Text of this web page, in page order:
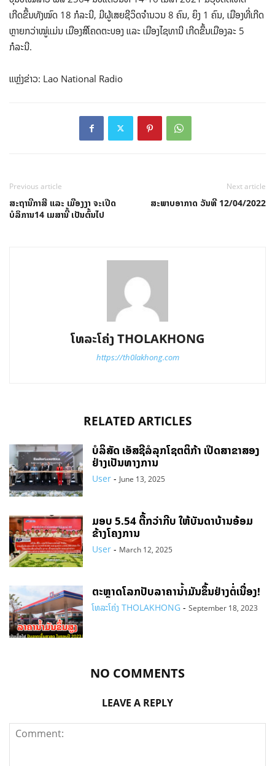
ເກີດຂຶ້ນທັງໝົດ 18 ກໍລະນີ, ມີຜູ້ເສຍຊີວິດຈຳນວນ 8 ຄົນ, ຍິງ 1 ຄົນ, ເມືອງທີ່ເກີດ
ຫຼາຍກວ່າໝູ່ແມ່ນ ເມືອງສີໂຄດຕະບອງ ແລະ ເມືອງໄຊທານີ ເກີດຂຶ້ນເມືອງລະ 5
ກໍລະນີ.
ແຫຼ່ງຂ່າວ: Lao National Radio
Previous article
ສະຖານີກາສີ ແລະ ເມືອງງາ ຈະເປີດ
ບໍລິການ14 ເມສານີ້ ເປັນຕົ້ນໄປ
Next article
ສະພາບອາກາດ ວັນທີ 12/04/2022
ໂທລະໂຄ່ງ THOLAKHONG
https://th0lakhong.com
RELATED ARTICLES
ບໍລິສັດ ເອັສຊີລໍລຸກໂຊຕຕິກ້າ ເປີດສາຂາສອງ
ຢ່າງເປັນທາງການ
User - June 13, 2025
ມອບ 5.54 ຕື້ກວ່າກີບ ໃຫ້ບັນດາບ້ານອ້ອມ
ຂ້າງໂຄງການ
User - March 12, 2025
ຕະຫຼາດໂລກປັບລາຄານ້ຳມັນຂຶ້ນຢ່າງຕໍ່ເນື່ອງ!
ໂທລະໂຄ່ງ THOLAKHONG - September 18, 2023
NO COMMENTS
LEAVE A REPLY